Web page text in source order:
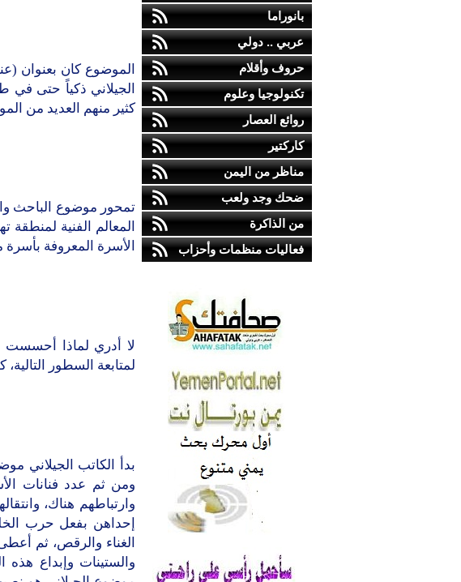
بانوراما
عربي .. دولي
حروف وأقلام
تكنولوجيا وعلوم
روائع العصار
كاركتير
مناظر من اليمن
ضحك وجد ولعب
من الذاكرة
فعاليات منظمات وأحزاب
الموضوع كان بعنوان
الجيلاني ذكياً حتى في
كثير منهم العديد من
تمحور موضوع الباحث
المعالم الفنية
الأسرة المعروفة
لا أدري لماذا أحسست
لمتابعة السطور
بدأ الكاتب الجيلاني
ومن ثم عدد فنانات
وارتباطهم هناك،
إحداهن بفعل حرب
الغناء والرقص، ثم
والستينات وإبداع